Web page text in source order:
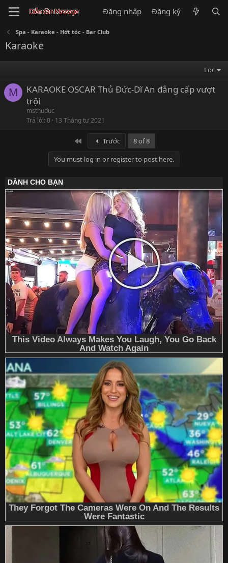
Đăng nhập Đăng ký
Spa - Karaoke - Hớt tóc - Bar Club
Karaoke
Lọc
M
KARAOKE OSCAR Thủ Đức-Dĩ An đẳng cấp vượt
trội
msthuduc
Trả lời 0 13 Tháng tư 2021
Trước
8 of 8
You must log in or register to post here.